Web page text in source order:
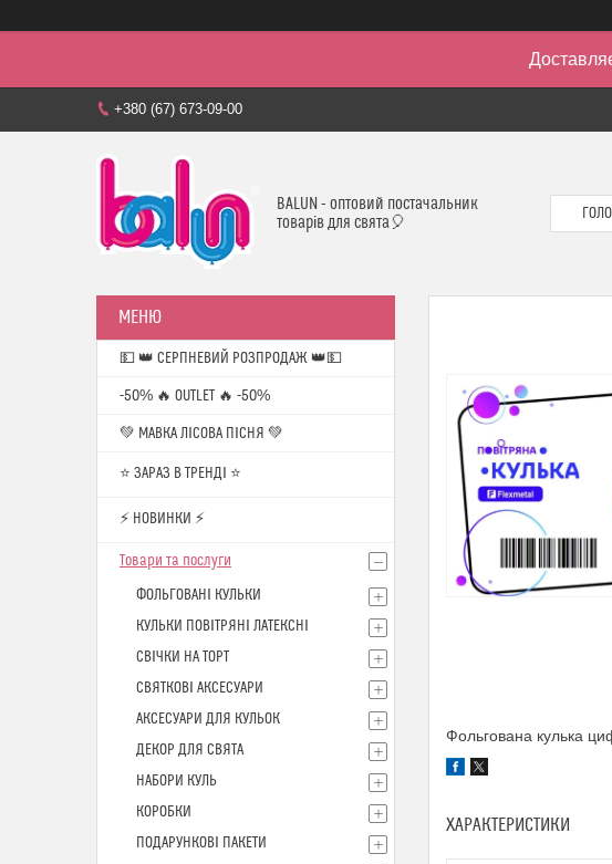
+380 (67) 673-09-00
BALUN - оптовий постачальник
товарів для свята🎈
Фольгована кулька
ХАРАКТЕРИСТИКИ
💵 👑 СЕРПНЕВИЙ РОЗПРОДАЖ 👑💵
-50% 🔥 OUTLET 🔥 -50%
💚 МАВКА ЛІСОВА ПІСНЯ 💚
⭐️ ЗАРАЗ В ТРЕНДІ ⭐️
⚡ НОВИНКИ ⚡
Товари та послуги
ФОЛЬГОВАНІ КУЛЬКИ
КУЛЬКИ ПОВІТРЯНІ ЛАТЕКСНІ
СВІЧКИ НА ТОРТ
СВЯТКОВІ АКСЕСУАРИ
АКСЕСУАРИ ДЛЯ КУЛЬОК
ДЕКОР ДЛЯ СВЯТА
НАБОРИ КУЛЬ
КОРОБКИ
ПОДАРУНКОВІ ПАКЕТИ